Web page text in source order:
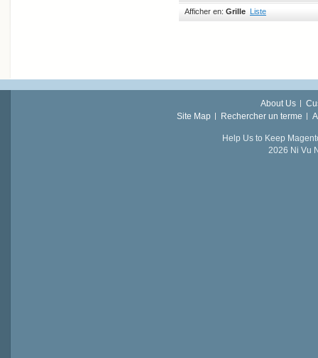
Afficher en: Grille Liste
About Us
Site Map
Rechercher un terme
Help Us to Keep
2026 Ni Vu